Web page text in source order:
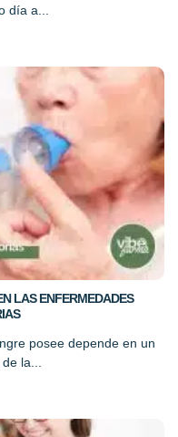
día a...
LAS ENFERMEDADES
posee depende en un
la...